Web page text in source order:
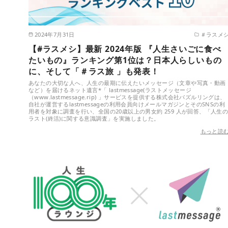
2024年7月31日 ＃ラスメ
【#ラスメシ】最新 2024年版 『人生さいごに食べ
たいもの』ランキング第1位は？日本人らしいもの
に、そして「＃ラス旅 」も発表！
あなたの大切な人へ、人生の最期に伝えたいメッセージ（文章や写真・動画
など）を届けるネット遺言*「 lastmessage(ラストメッセージ
（www.lastmessage.rip) 」サービスを提供する株式会社パズルリングは、
自社が運営するlastmessageの利用会員向けメールマガジンとそのSNSの利
用者を対象に調査を行い、全国の20歳以上の男女約 259 人が回答、「人生の
ラスト(終活)に関する意識調査」を実施しました。
もっと読